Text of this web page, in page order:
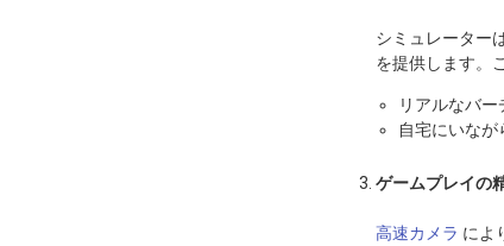
シミュレーター
を提供します。
リアルなバ
自宅にいな
ゲームプレイの
高速カメラ によ